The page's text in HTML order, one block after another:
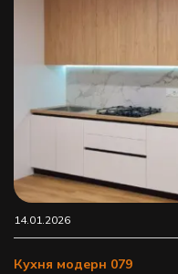
14.01.2026
Кухня модерн 079